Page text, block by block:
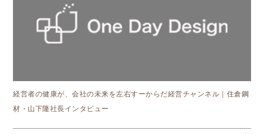
経営者の健康が、会社の未来を左右すーからだ経営チャンネル｜住倉鋼
材・山下隆社長インタビュー